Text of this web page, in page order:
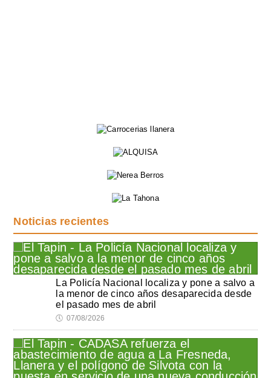
Noticias recientes
La Policía Nacional localiza y pone a salvo a
la menor de cinco años desaparecida desde
el pasado mes de abril
🕔 07/08/2026